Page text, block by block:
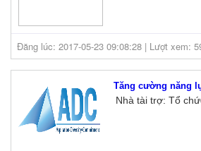
Đăng lúc: 2017-05-23 09:08:28 | Lượt xem:
Tăng cường năng
Nhà tài trợ: Tổ